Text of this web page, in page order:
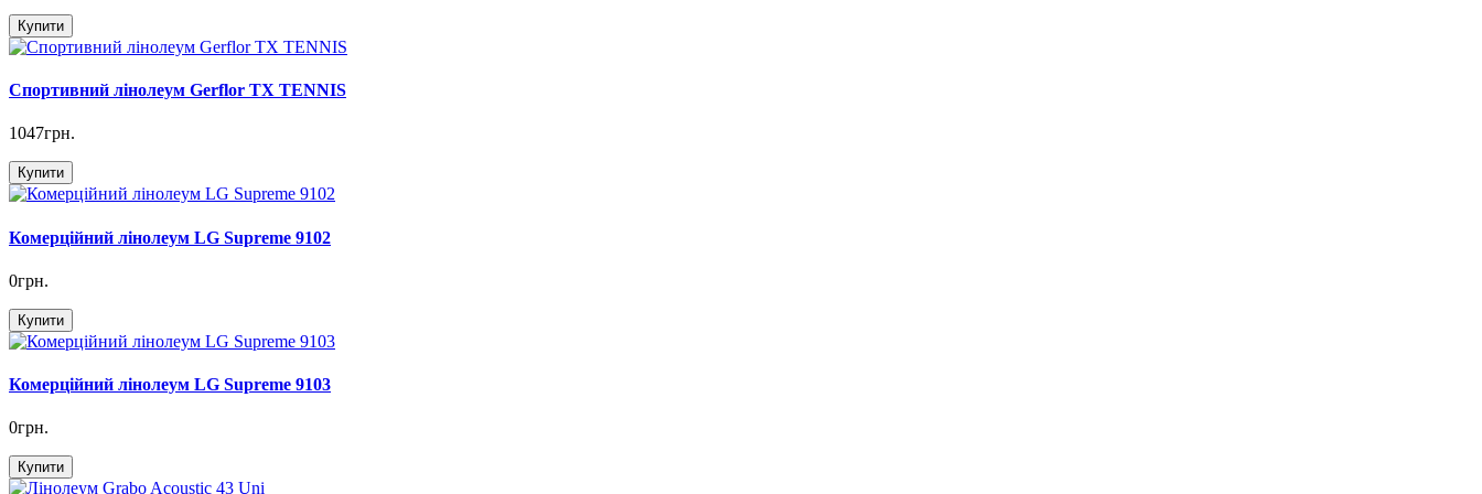
Купити
Спортивний лінолеум Gerflor TX TENNIS
1047грн.
Купити
Комерційний лінолеум LG Supreme 9102
0грн.
Купити
Комерційний лінолеум LG Supreme 9103
0грн.
Купити